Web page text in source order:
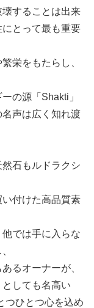
することは出来
とって最も重要
栄をもたらし、
の源「Shakti」
声は広く知れ渡
石もルドラクシ
付けた高品質素
では手に入らな
るオーナーが、
しても名高い
つひとつ心を込め